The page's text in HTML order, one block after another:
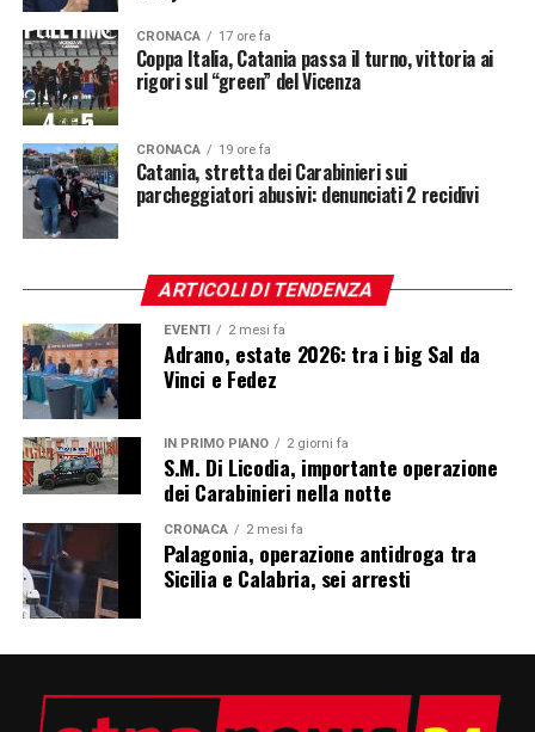
CRONACA 17 ore fa
Coppa Italia, Catania passa il turno, vittoria ai
rigori sul “green” del Vicenza
CRONACA 19 ore fa
Catania, stretta dei Carabinieri sui
parcheggiatori abusivi: denunciati 2 recidivi
ARTICOLI DI TENDENZA
EVENTI 2 mesi fa
Adrano, estate 2026: tra i big Sal da
Vinci e Fedez
IN PRIMO PIANO 2 giorni fa
S.M. Di Licodia, importante operazione
dei Carabinieri nella notte
CRONACA 2 mesi fa
Palagonia, operazione antidroga tra
Sicilia e Calabria, sei arresti